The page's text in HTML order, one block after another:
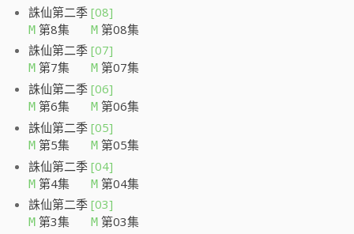
誅仙第二季 [08]
M 第8集 M 第08集
誅仙第二季 [07]
M 第7集 M 第07集
誅仙第二季 [06]
M 第6集 M 第06集
誅仙第二季 [05]
M 第5集 M 第05集
誅仙第二季 [04]
M 第4集 M 第04集
誅仙第二季 [03]
M 第3集 M 第03集